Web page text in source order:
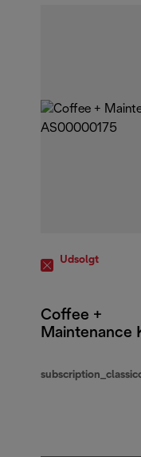
Udsolgt
Coffee +
Maintenance